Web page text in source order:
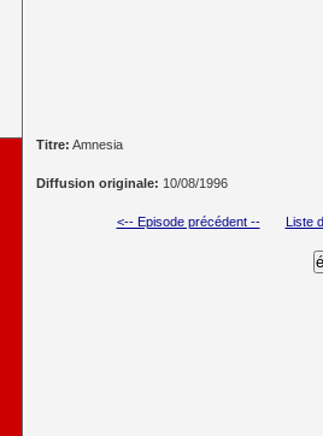
Titre: Amnesia
Diffusion originale: 10/08/1996
<-- Episode précédent -- Liste